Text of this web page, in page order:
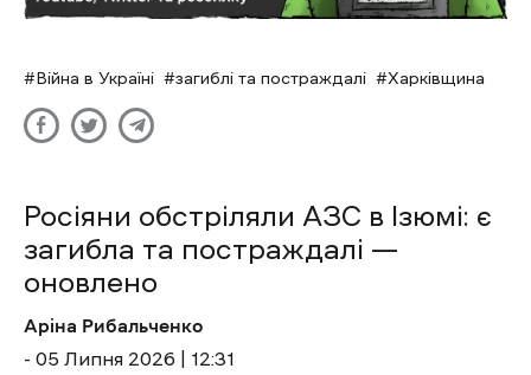
Війна в Україні загиблі та постраждалі Харківщина
Росіяни обстріляли АЗС в Ізюмі: є
загибла та постраждалі —
оновлено
Аріна Рибальченко
- 05 Липня 2026 | 12:31